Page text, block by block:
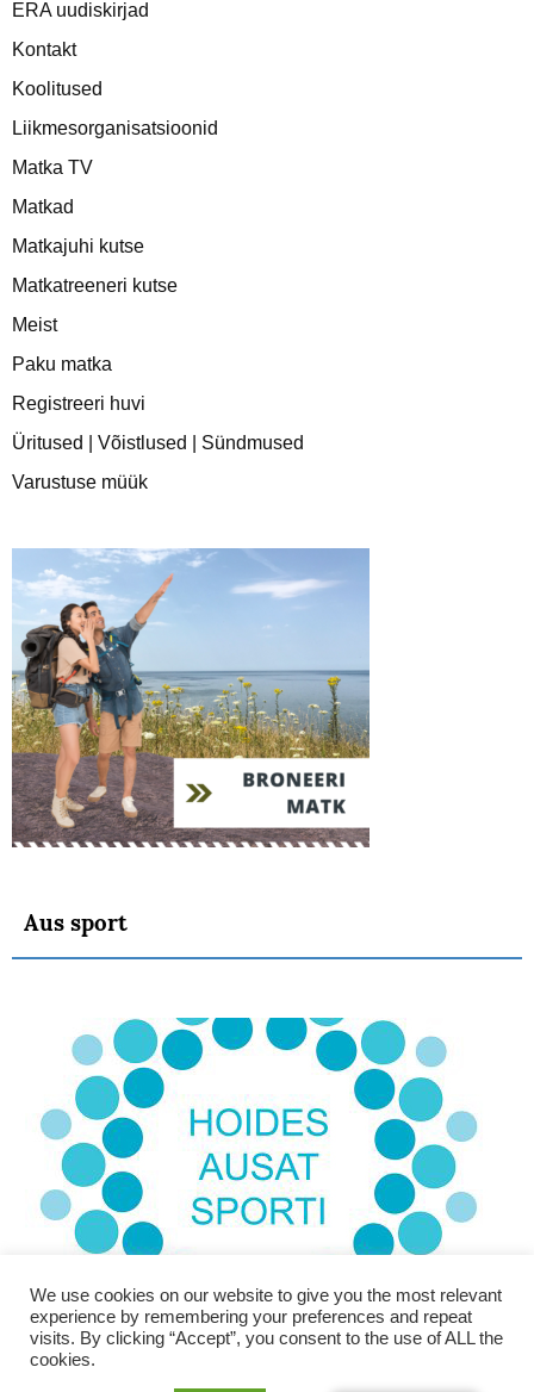
ERA uudiskirjad
Kontakt
Koolitused
Liikmesorganisatsioonid
Matka TV
Matkad
Matkajuhi kutse
Matkatreeneri kutse
Meist
Paku matka
Registreeri huvi
Üritused | Võistlused | Sündmused
Varustuse müük
Aus sport
We use cookies on our website to give you the most relevant
experience by remembering your preferences and repeat
visits. By clicking “Accept”, you consent to the use of ALL the
cookies.